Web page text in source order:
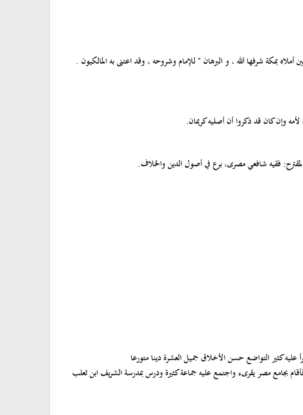
بمكة شرفها الله ، و البرهان " للإمام وشروحه ، وقد اعتنى به المالكيون .
وإن كان قد ذكروا أن أصليه كريمان.
كثير التواضع حسن الأخلاق جميل العشرة دينا متورعا
بجامع مصر يقرىء واجتمع عليه جماعة كثيرة ودرس بمدرسة الشريف ابن ثعلب